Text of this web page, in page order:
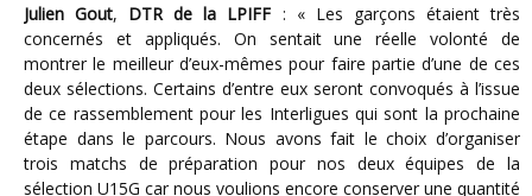
Julien Gout, DTR de la LPIFF : « Les garçons étaient très
concernés et appliqués. On sentait une réelle volonté de
montrer le meilleur d’eux-mêmes pour faire partie d’une de ces
deux sélections. Certains d’entre eux seront convoqués à l’issue
de ce rassemblement pour les Interligues qui sont la prochaine
étape dans le parcours. Nous avons fait le choix d’organiser
trois matchs de préparation pour nos deux équipes de la
sélection U15G car nous voulions encore conserver une quantité